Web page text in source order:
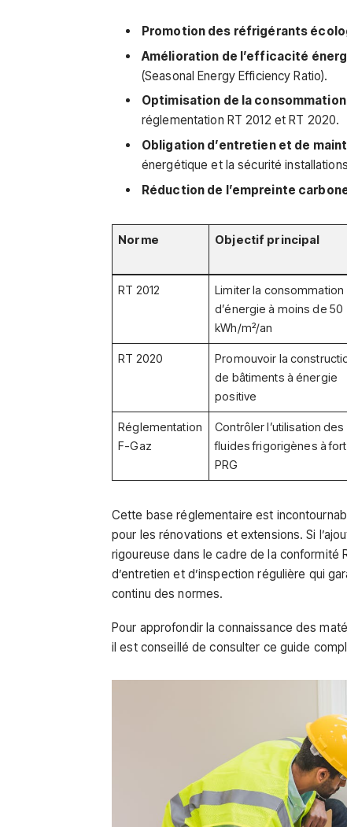
Promotion des réfrigérants
Amélioration de l’efficacité
(Seasonal Energy Efficiency Ratio).
Optimisation de la
réglementation RT 2012 et RT 2020.
Obligation d’entretien et de
énergétique et la sécurité
Réduction de l’empreinte
Norme Objectif principal
RT 2012
Limiter la consommation
d’énergie à moins de 50
kWh/m²/an
RT 2020
Promouvoir la
de bâtiments à énergie
positive
Réglementation
F-Gaz
Contrôler l’utilisation des
fluides frigorigènes à fort
PRG
Cette base réglementaire est
pour les rénovations et extensions. Si
rigoureuse dans le cadre de la conformité
d’entretien et d’inspection régulière qui
continu des normes.
Pour approfondir la connaissance des
il est conseillé de consulter ce guide